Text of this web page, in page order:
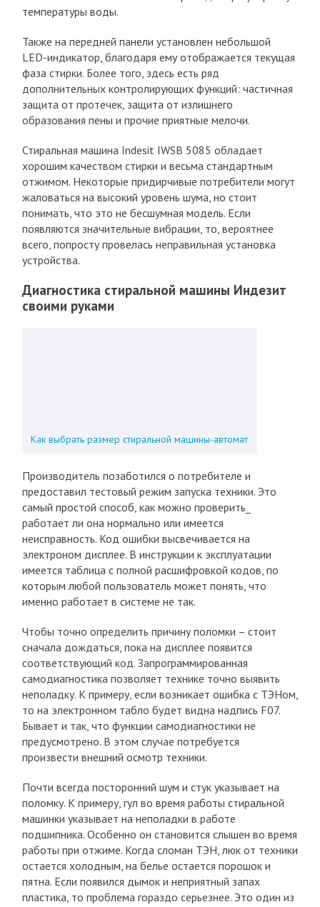
температуры воды.
Также на передней панели установлен небольшой
LED-индикатор, благодаря ему отображается текущая
фаза стирки. Более того, здесь есть ряд
дополнительных контролирующих функций: частичная
защита от протечек, защита от излишнего
образования пены и прочие приятные мелочи.
Стиральная машина Indesit IWSB 5085 обладает
хорошим качеством стирки и весьма стандартным
отжимом. Некоторые придирчивые потребители могут
жаловаться на высокий уровень шума, но стоит
понимать, что это не бесшумная модель. Если
появляются значительные вибрации, то, вероятнее
всего, попросту провелась неправильная установка
устройства.
Диагностика стиральной машины Индезит
своими руками
Как выбрать размер стиральной машины-автомат
Производитель позаботился о потребителе и
предоставил тестовый режим запуска техники. Это
самый простой способ, как можно проверить_
работает ли она нормально или имеется
неисправность. Код ошибки высвечивается на
электроном дисплее. В инструкции к эксплуатации
имеется таблица с полной расшифровкой кодов, по
которым любой пользователь может понять, что
именно работает в системе не так.
Чтобы точно определить причину поломки – стоит
сначала дождаться, пока на дисплее появится
соответствующий код. Запрограммированная
самодиагностика позволяет технике точно выявить
неполадку. К примеру, если возникает ошибка с ТЭНом,
то на электронном табло будет видна надпись F07.
Бывает и так, что функции самодиагностики не
предусмотрено. В этом случае потребуется
произвести внешний осмотр техники.
Почти всегда посторонний шум и стук указывает на
поломку. К примеру, гул во время работы стиральной
машинки указывает на неполадки в работе
подшипника. Особенно он становится слышен во время
работы при отжиме. Когда сломан ТЭН, люк от техники
остается холодным, на белье остается порошок и
пятна. Если появился дымок и неприятный запах
пластика, то проблема гораздо серьезнее. Это один из